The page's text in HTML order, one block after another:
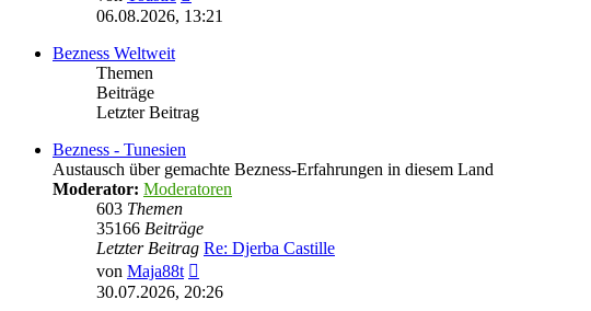
Beitrag
06.08.2026, 13:21
Bezness Weltweit
Themen
Beiträge
Letzter Beitrag
Bezness - Tunesien
Austausch über gemachte Bezness-Erfahrungen in diesem Land
Moderator: Moderatoren
603 Themen
35166 Beiträge
Letzter Beitrag Re: Djerba Castille
von Maja88t
Beitrag
30.07.2026, 20:26